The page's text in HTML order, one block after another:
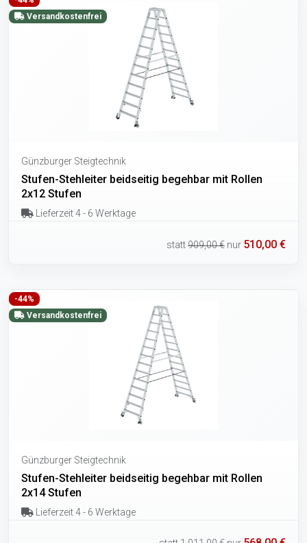
Versandkostenfrei
Günzburger Steigtechnik
Stufen-Stehleiter beidseitig begehbar mit Rollen
2x12 Stufen
Lieferzeit 4 - 6 Werktage
statt909,00 € nur 510,00 €
-44%
Versandkostenfrei
Günzburger Steigtechnik
Stufen-Stehleiter beidseitig begehbar mit Rollen
2x14 Stufen
Lieferzeit 4 - 6 Werktage